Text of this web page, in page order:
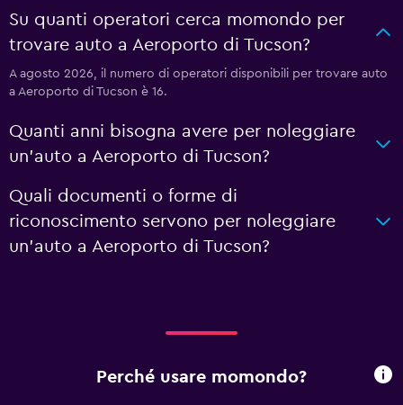
Su quanti operatori cerca momondo per
trovare auto a Aeroporto di Tucson?
A agosto 2026, il numero di operatori disponibili per trovare auto
a Aeroporto di Tucson è 16.
Quanti anni bisogna avere per noleggiare
un'auto a Aeroporto di Tucson?
Quali documenti o forme di
riconoscimento servono per noleggiare
un'auto a Aeroporto di Tucson?
Perché usare momondo?